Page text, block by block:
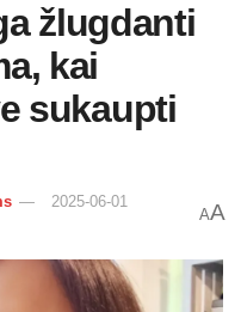
žlugdanti
kai
sukaupti
2025-06-01
AA